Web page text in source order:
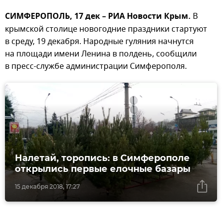
СИМФЕРОПОЛЬ, 17 дек – РИА Новости Крым. В
крымской столице новогодние праздники стартуют
в среду, 19 декабря. Народные гуляния начнутся
на площади имени Ленина в полдень, сообщили
в пресс-службе администрации Симферополя.
15 декабря 2018, 17:27
Налетай, торопись: в Симферополе
открылись первые елочные базары